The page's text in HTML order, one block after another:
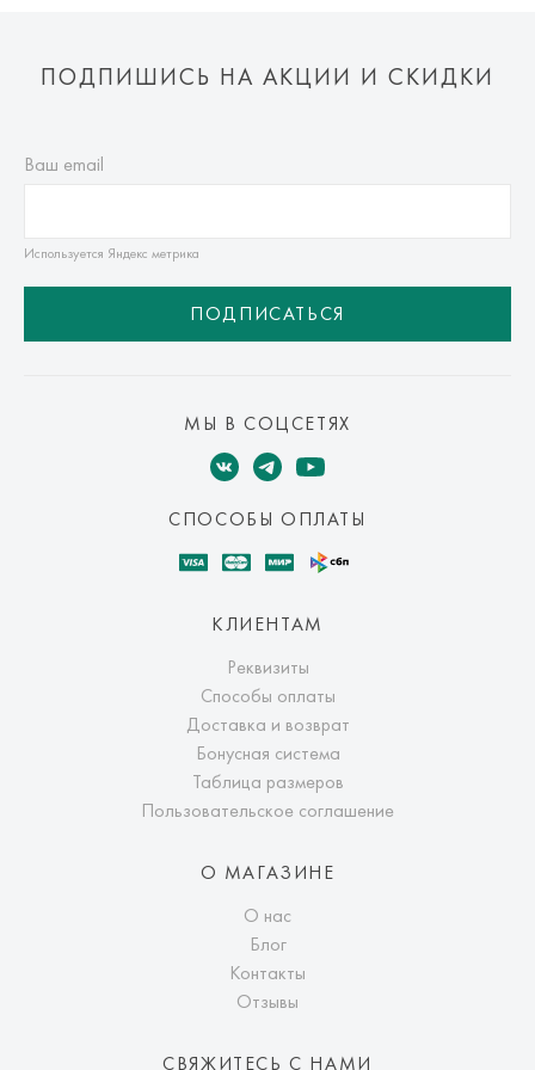
ПОДПИШИСЬ НА АКЦИИ И СКИДКИ
Ваш email
Используется Яндекс метрика
ПОДПИСАТЬСЯ
МЫ В СОЦСЕТЯХ
СПОСОБЫ ОПЛАТЫ
КЛИЕНТАМ
Реквизиты
Способы оплаты
Доставка и возврат
Бонусная система
Таблица размеров
Пользовательское соглашение
О МАГАЗИНЕ
О нас
Блог
Контакты
Отзывы
СВЯЖИТЕСЬ С НАМИ